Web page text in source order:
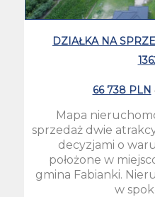
DZIAŁKA NA
66 738 PLN
Mapa
sprzedaż dwie
decyzjami o
położone w
gmina Fabianki.
w